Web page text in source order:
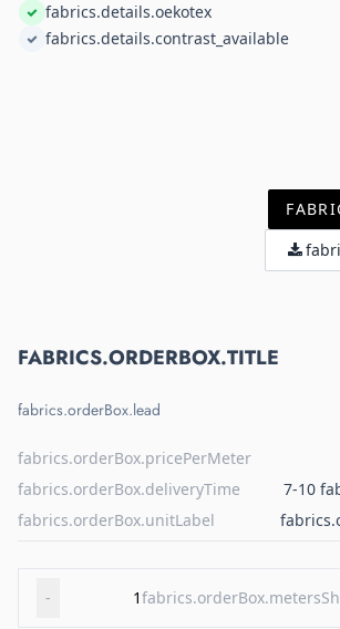
fabrics.details.oekotex
fabrics.details.contrast_available
FABRICS.ORDERBOX.TITLE
fabrics.orderBox.lead
fabrics.orderBox.pricePerMeter
fabrics.orderBox.deliveryTime
7-10
fabrics.orderBox.unitLabel
- 1